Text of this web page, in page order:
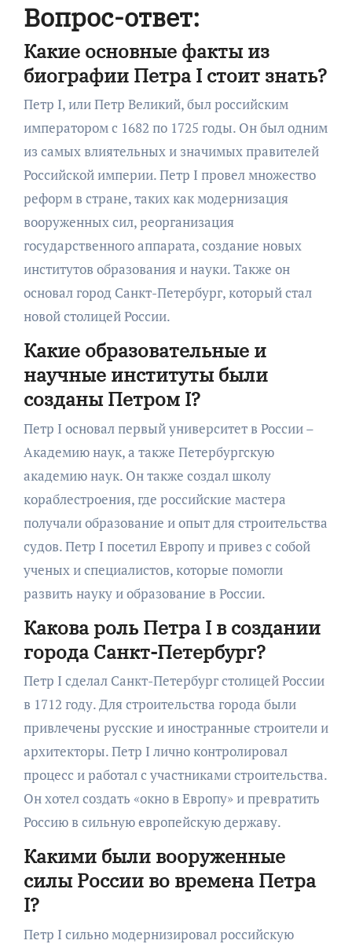
Вопрос-ответ:
Какие основные факты из
биографии Петра I стоит знать?
Петр I, или Петр Великий, был российским
императором с 1682 по 1725 годы. Он был одним
из самых влиятельных и значимых правителей
Российской империи. Петр I провел множество
реформ в стране, таких как модернизация
вооруженных сил, реорганизация
государственного аппарата, создание новых
институтов образования и науки. Также он
основал город Санкт-Петербург, который стал
новой столицей России.
Какие образовательные и
научные институты были
созданы Петром I?
Петр I основал первый университет в России –
Академию наук, а также Петербургскую
академию наук. Он также создал школу
кораблестроения, где российские мастера
получали образование и опыт для строительства
судов. Петр I посетил Европу и привез с собой
ученых и специалистов, которые помогли
развить науку и образование в России.
Какова роль Петра I в создании
города Санкт-Петербург?
Петр I сделал Санкт-Петербург столицей России
в 1712 году. Для строительства города были
привлечены русские и иностранные строители и
архитекторы. Петр I лично контролировал
процесс и работал с участниками строительства.
Он хотел создать «окно в Европу» и превратить
Россию в сильную европейскую державу.
Какими были вооруженные
силы России во времена Петра
I?
Петр I сильно модернизировал российскую